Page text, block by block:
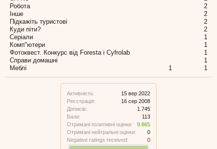
Активність:
15 вер 2022
Реєстрація:
16 сер 2008
Дописів:
1.745
Бали:
113
Отримані позитивні оцінки:
9.865
Отримані нейтральні оцінки:
0
Negative ratings received:
0
Робота
2
Інше
2
Підкажіть туристові
2
Куди піти?
2
Серіали
1
Комп"ютери
1
Фотоквест. Конкурс від Foresta і Cyfrolab
1
Справи домашні
1
Меблі
1 1